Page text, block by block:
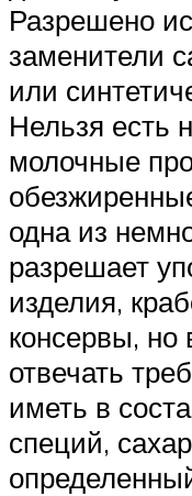
Разрешено
заменители
или
Нельзя есть
молочные
одна из
разрешает
изделия,
консервы, но
отвечать
иметь в
специй,